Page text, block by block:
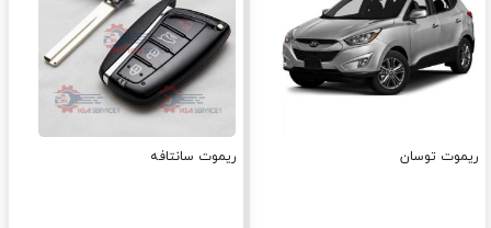
ریموت توسان ریموت سانتافه